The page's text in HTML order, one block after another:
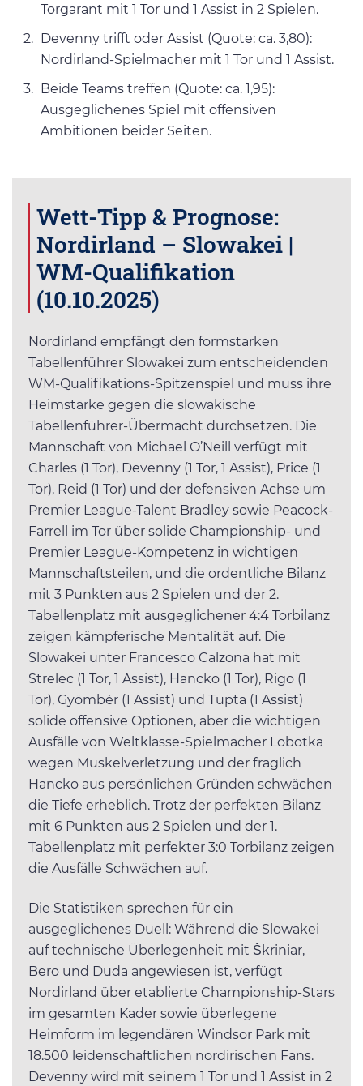
Torgarant mit 1 Tor und 1 Assist in 2 Spielen.
Devenny trifft oder Assist (Quote: ca. 3,80):
Nordirland-Spielmacher mit 1 Tor und 1 Assist.
Beide Teams treffen (Quote: ca. 1,95):
Ausgeglichenes Spiel mit offensiven
Ambitionen beider Seiten.
Wett-Tipp & Prognose:
Nordirland – Slowakei |
WM-Qualifikation
(10.10.2025)
Nordirland empfängt den formstarken
Tabellenführer Slowakei zum entscheidenden
WM-Qualifikations-Spitzenspiel und muss ihre
Heimstärke gegen die slowakische
Tabellenführer-Übermacht durchsetzen. Die
Mannschaft von Michael O’Neill verfügt mit
Charles (1 Tor), Devenny (1 Tor, 1 Assist), Price (1
Tor), Reid (1 Tor) und der defensiven Achse um
Premier League-Talent Bradley sowie Peacock-
Farrell im Tor über solide Championship- und
Premier League-Kompetenz in wichtigen
Mannschaftsteilen, und die ordentliche Bilanz
mit 3 Punkten aus 2 Spielen und der 2.
Tabellenplatz mit ausgeglichener 4:4 Torbilanz
zeigen kämpferische Mentalität auf. Die
Slowakei unter Francesco Calzona hat mit
Strelec (1 Tor, 1 Assist), Hancko (1 Tor), Rigo (1
Tor), Gyömbér (1 Assist) und Tupta (1 Assist)
solide offensive Optionen, aber die wichtigen
Ausfälle von Weltklasse-Spielmacher Lobotka
wegen Muskelverletzung und der fraglich
Hancko aus persönlichen Gründen schwächen
die Tiefe erheblich. Trotz der perfekten Bilanz
mit 6 Punkten aus 2 Spielen und der 1.
Tabellenplatz mit perfekter 3:0 Torbilanz zeigen
die Ausfälle Schwächen auf.
Die Statistiken sprechen für ein
ausgeglichenes Duell: Während die Slowakei
auf technische Überlegenheit mit Škriniar,
Bero und Duda angewiesen ist, verfügt
Nordirland über etablierte Championship-Stars
im gesamten Kader sowie überlegene
Heimform im legendären Windsor Park mit
18.500 leidenschaftlichen nordirischen Fans.
Devenny wird mit seinem 1 Tor und 1 Assist in 2